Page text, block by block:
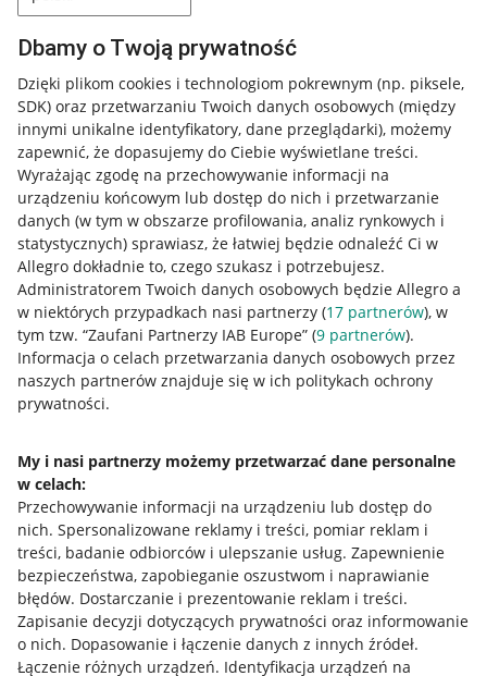
Dbamy o Twoją prywatność
Dzięki plikom cookies i technologiom pokrewnym (np. piksele,
SDK) oraz przetwarzaniu Twoich danych osobowych (między
innymi unikalne identyfikatory, dane przeglądarki), możemy
zapewnić, że dopasujemy do Ciebie wyświetlane treści.
Wyrażając zgodę na przechowywanie informacji na
urządzeniu końcowym lub dostęp do nich i przetwarzanie
danych (w tym w obszarze profilowania, analiz rynkowych i
statystycznych) sprawiasz, że łatwiej będzie odnaleźć Ci w
Allegro dokładnie to, czego szukasz i potrzebujesz.
Administratorem Twoich danych osobowych będzie Allegro a
w niektórych przypadkach nasi partnerzy (17 partnerów), w
tym tzw. “Zaufani Partnerzy IAB Europe” (9 partnerów).
Informacja o celach przetwarzania danych osobowych przez
naszych partnerów znajduje się w ich politykach ochrony
prywatności.
My i nasi partnerzy możemy przetwarzać dane personalne
w celach:
Przechowywanie informacji na urządzeniu lub dostęp do
nich. Spersonalizowane reklamy i treści, pomiar reklam i
treści, badanie odbiorców i ulepszanie usług. Zapewnienie
bezpieczeństwa, zapobieganie oszustwom i naprawianie
błędów. Dostarczanie i prezentowanie reklam i treści.
Zapisanie decyzji dotyczących prywatności oraz informowanie
o nich. Dopasowanie i łączenie danych z innych źródeł.
Łączenie różnych urządzeń. Identyfikacja urządzeń na
Przydatne informacje
Jak to działa
Napisz do nas
Allegro Gadane dla sprzedających
Mapa miejscowości
Informacje prawne
Regulamin
Polityka plików "cookies"
Ustawienia plików "cookies"